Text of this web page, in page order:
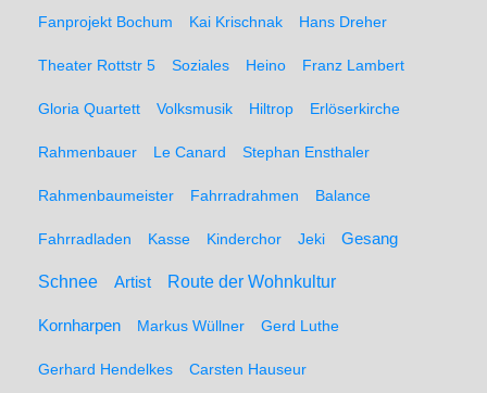
Fanprojekt Bochum Kai Krischnak Hans Dreher
Theater Rottstr 5 Soziales Heino Franz Lambert
Gloria Quartett Volksmusik Hiltrop Erlöserkirche
Rahmenbauer Le Canard Stephan Ensthaler
Rahmenbaumeister Fahrradrahmen Balance
Fahrradladen Kasse Kinderchor Jeki Gesang
Schnee Artist Route der Wohnkultur
Kornharpen Markus Wüllner Gerd Luthe
Gerhard Hendelkes Carsten Hauseur